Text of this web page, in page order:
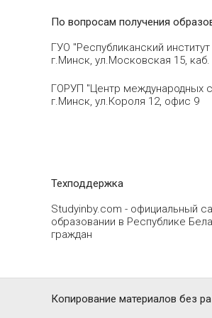
По вопросам получения
ГУО "Республиканский
г.Минск, ул.Московская 15, каб.
ГОРУП "Центр международных
г.Минск, ул.Короля 12, офис 9
Техподдержка
Studyinby.com - официальный
образовании в Республике
граждан
Копирование материалов без